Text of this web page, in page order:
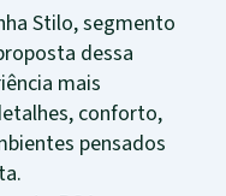
Stilo, segmento
dessa
mais
conforto,
pensados